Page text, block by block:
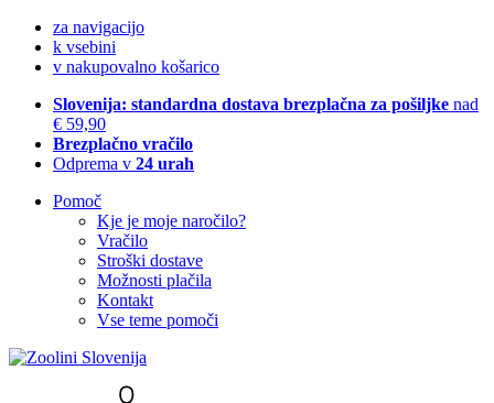
za navigacijo
k vsebini
v nakupovalno košarico
Slovenija: standardna dostava brezplačna za pošiljke nad
€ 59,90
Brezplačno vračilo
Odprema v 24 urah
Pomoč
Kje je moje naročilo?
Vračilo
Stroški dostave
Možnosti plačila
Kontakt
Vse teme pomoči